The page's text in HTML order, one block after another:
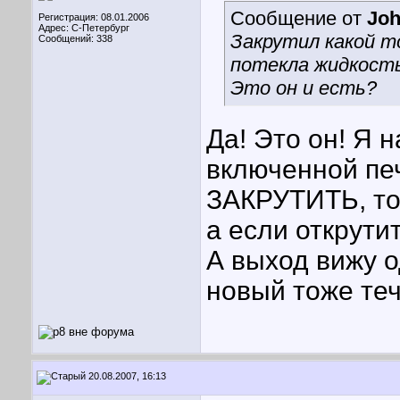
Регистрация: 08.01.2006
Адрес: С-Петербург
Сообщений: 338
Сообщение от
Закрутил какой
потекла
Это он и есть?
Да! Это он! Я
включенной
ЗАКРУТИТЬ, то
а если
А выход вижу
новый тоже
20.08.2007, 16:13